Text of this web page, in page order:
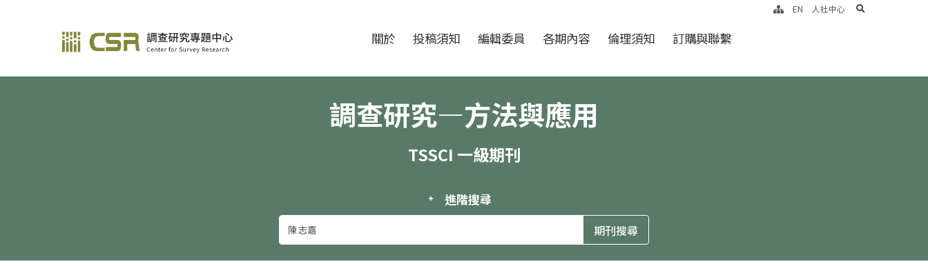
調查研究—方法與應用期刊 關於 投稿須知 編輯委員 各期內容 倫理須知 訂購與聯繫
EN 人社中心 search
調查研究—方法與應用
TSSCI 一級期刊
進階搜尋